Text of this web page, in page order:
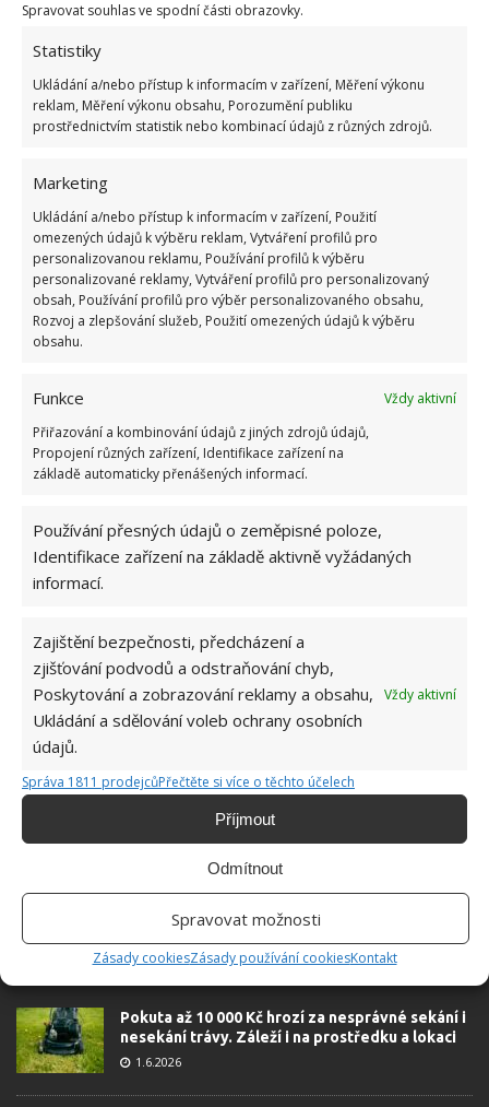
Spravovat souhlas ve spodní části obrazovky.
Statistiky
Ukládání a/nebo přístup k informacím v zařízení, Měření výkonu
reklam, Měření výkonu obsahu, Porozumění publiku
prostřednictvím statistik nebo kombinací údajů z různých zdrojů.
Marketing
Ukládání a/nebo přístup k informacím v zařízení, Použití
omezených údajů k výběru reklam, Vytváření profilů pro
personalizovanou reklamu, Používání profilů k výběru
personalizované reklamy, Vytváření profilů pro personalizovaný
obsah, Používání profilů pro výběr personalizovaného obsahu,
Rozvoj a zlepšování služeb, Použití omezených údajů k výběru
obsahu.
Funkce
Vždy aktivní
Přiřazování a kombinování údajů z jiných zdrojů údajů,
Propojení různých zařízení, Identifikace zařízení na
základě automaticky přenášených informací.
Používání přesných údajů o zeměpisné poloze,
Identifikace zařízení na základě aktivně vyžádaných
informací.
Zajištění bezpečnosti, předcházení a
zjišťování podvodů a odstraňování chyb,
Poskytování a zobrazování reklamy a obsahu,
Ukládání a sdělování voleb ochrany osobních
údajů.
Vždy aktivní
Správa 1811 prodejcůPřečtěte si více o těchto účelech
Příjmout
Odmítnout
Spravovat možnosti
Zásady cookiesZásady používání cookiesKontakt
to problém. K vejci si raději ještě čichněte, než ho
dáte do jídla.
Hana Musilová
Do redakce Bydlimeutulne.cz se
rozhodla zůstat. Její v...
autorovi]
OBLÍBENÉ ČLÁNKY
Pokuta až 10 000 Kč hrozí za nesprávné sekání i
nesekání trávy. Záleží i na prostředku a lokaci
1.6.2026